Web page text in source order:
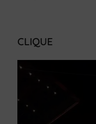
CLIQUE